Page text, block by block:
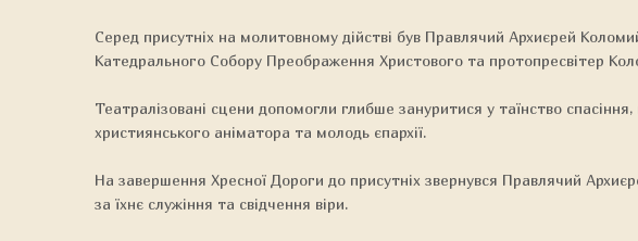
Серед присутніх на молитовному дійстві був Правлячий Архиєрей
Катедрального Собору Преображення Христового та протопресвітер
Театралізовані сцени допомогли глибше зануритися у таїнство
християнського аніматора та молодь єпархії.
На завершення Хресної Дороги до присутніх звернувся Правлячий
за їхнє служіння та свідчення віри.